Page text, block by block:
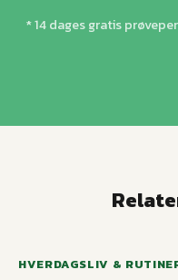
* 14 dages gratis
HVERDAGSLIV &